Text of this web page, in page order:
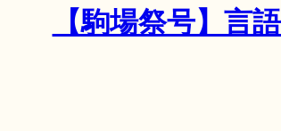
【駒場祭号】言